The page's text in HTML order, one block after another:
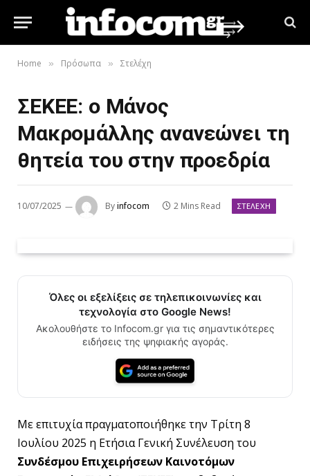
Home » Πρόσωπα » Στελέχη
ΣΕΚΕΕ: ο Μάνος
Μακρομάλλης ανανεώνει τη
θητεία του στην προεδρία
10/07/2025 Byinfocom 2 Mins Read ΣΤΕΛΈΧΗ
Όλες οι εξελίξεις σε τηλεπικοινωνίες και
τεχνολογία στο Google News!
Ακολουθήστε το Infocom.gr για τις σημαντικότερες
ειδήσεις της ψηφιακής αγοράς.
Με επιτυχία πραγματοποιήθηκε την Τρίτη 8
Ιουλίου 2025 η Ετήσια Γενική Συνέλευση του
Συνδέσμου Επιχειρήσεων Καινοτόμων